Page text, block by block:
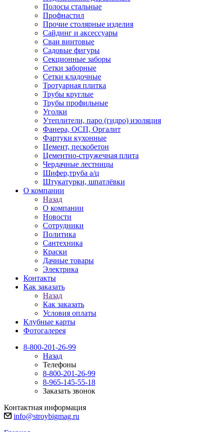
Полосы стальные
Профнастил
Прочие столярные изделия
Сайдинг и аксессуары
Сваи винтовые
Садовые фигуры
Секционные заборы
Сетки заборные
Сетки кладочные
Тротуарная плитка
Трубы круглые
Трубы профильные
Уголки
Утеплители, паро (гидро) изоляция
Фанера, ОСП, Оргалит
Фартуки кухонные
Цемент, пескобетон
Цементно-стружечная плита
Чердачные лестницы
Шифер,труба а/ц
Штукатурки, шпатлёвки
О компании
Назад
О компании
Новости
Сотрудники
Политика
Сантехника
Краски
Дачные товары
Электрика
Контакты
Как заказать
Назад
Как заказать
Условия оплаты
Клубные карты
Фотогалерея
8-800-201-26-99
Назад
Телефоны
8-800-201-26-99
8-965-145-55-18
Заказать звонок
Контактная информация
info@stroybigmag.ru